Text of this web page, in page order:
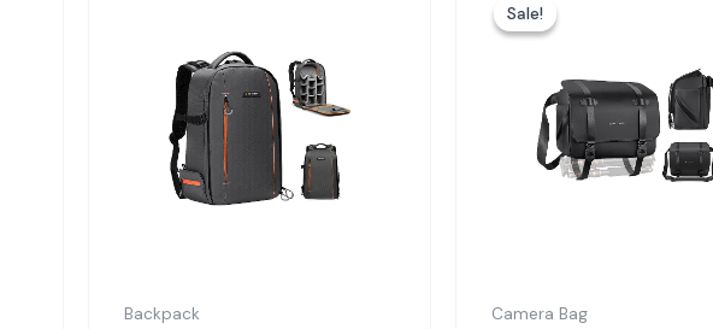
Backpack
Sale!
Sale!
Camera Bag